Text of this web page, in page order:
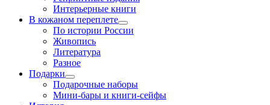
Интерьерные книги
В кожаном переплете
По истории России
Живопись
Литература
Разное
Подарки
Подарочные наборы
Мини-бары и книги-сейфы